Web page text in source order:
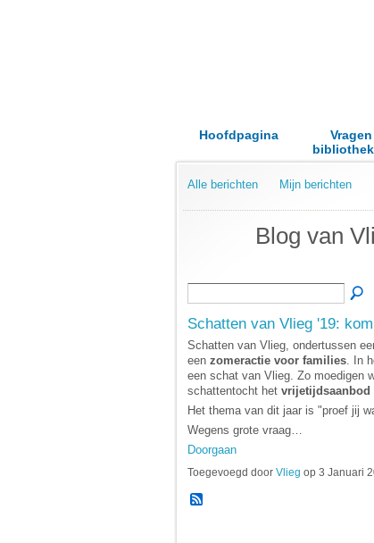
Hoofdpagina
Vragen
Alle berichten Mijn berichten
Blog van
Schatten van Vlieg '19:
Schatten van Vlieg, ondertussen
een zomeractie voor families. In
een schat van Vlieg. Zo moedigen
schattentocht het vrijetijdsaanbod
Het thema van dit jaar is "proef jij
Wegens grote vraag…
Doorgaan
Toegevoegd door Vlieg op 3 Januari